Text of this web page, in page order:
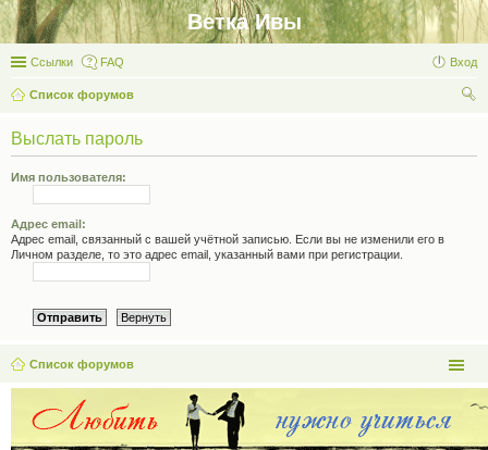
Ветка Ивы
Ссылки FAQ Вход
Список форумов
Выслать пароль
Имя пользователя:
Адрес email:
Адрес email, связанный с вашей учётной записью. Если вы не изменили его в
Личном разделе, то это адрес email, указанный вами при регистрации.
Список форумов